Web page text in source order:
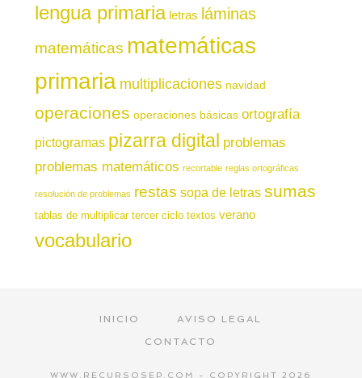
lengua primaria letras láminas
matemáticas matemáticas
primaria multiplicaciones navidad
operaciones operaciones básicas ortografía
pictogramas pizarra digital problemas
problemas matemáticos recortable reglas ortográficas
resolución de problemas restas sopa de letras sumas
tablas de multiplicar tercer ciclo textos verano
vocabulario
INICIO
AVISO LEGAL
CONTACTO
WWW.RECURSOSEP.COM - COPYRIGHT 2026